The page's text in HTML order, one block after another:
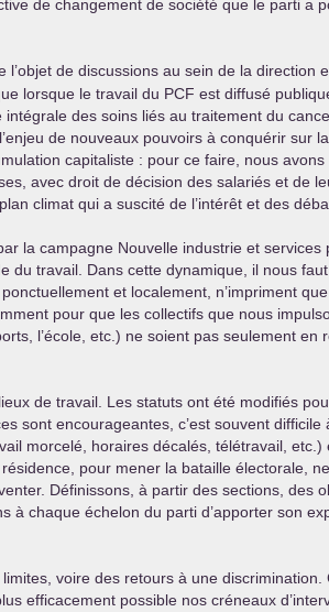
de changement de société que le parti
de discussions au sein de la
lorsque le travail du PCF est diffusé
des soins liés au traitement du
de nouveaux pouvoirs à conquérir sur
capitaliste : pour ce faire, nous
avec droit de décision des salariés et de
climat qui a suscité de l’intérêt et des
la campagne Nouvelle industrie et
travail. Dans cette dynamique, il nous
et localement, n’impriment
pour que les collectifs que nous
l’école, etc.) ne soient pas seulement
de travail. Les statuts ont été modifiés
sont encourageantes, c’est souvent
morcelé, horaires décalés, télétravail,
pour mener la bataille électorale,
Définissons, à partir des sections, des
à chaque échelon du parti d’apporter son
voire des retours à une
efficacement possible nos créneaux